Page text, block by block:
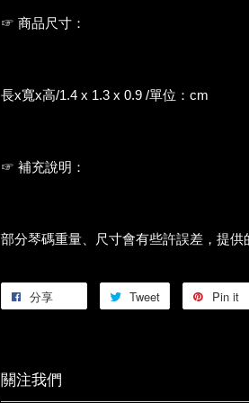
☞ 商品尺寸：
長x寬x高/1.4 x 1.3 x 0.9 /單位：cm
☞ 補充說明：
部分琴碼重量、尺寸會有些許誤差，提供
分享 Tweet Pin it
關注我們